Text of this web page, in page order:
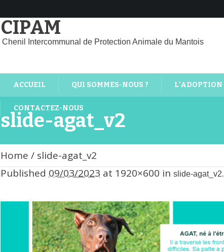
CIPAM
Chenil Intercommunal de Protection Animale du Mantois
ACCUEIL QUI SOMMES-NOUS ? L’ADOPTION
CONTACTEZ-NOUS
slide-agat_v2
Home / slide-agat_v2
Published 09/03/2023 at 1920×600 in slide-agat_v2.